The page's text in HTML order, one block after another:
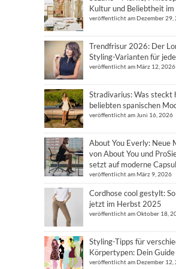
Kultur und Beliebtheit im
veröffentlicht am Dezember 29,
Trendfrisur 2026: Der
Styling-Varianten für
veröffentlicht am März 12, 2026
Stradivarius: Was steckt
beliebten spanischen
veröffentlicht am Juni 16, 2026
About You Everly: Neue
von About You und
setzt auf moderne
veröffentlicht am März 9, 2026
Cordhose cool gestylt:
jetzt im Herbst 2025
veröffentlicht am Oktober 18,
Styling-Tipps für
Körpertypen: Dein Guide
veröffentlicht am Dezember 12,